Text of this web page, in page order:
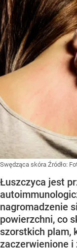
Swędząca skóra Źródło:
Łuszczyca jest
nagromadzenie
powierzchni, co
szorstkich plam,
zaczerwienione i